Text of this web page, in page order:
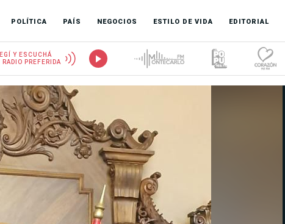
POLÍTICA PAÍS NEGOCIOS ESTILO DE VIDA EDITORIAL
Y ESCUCHÁ
RADIO PREFERIDA